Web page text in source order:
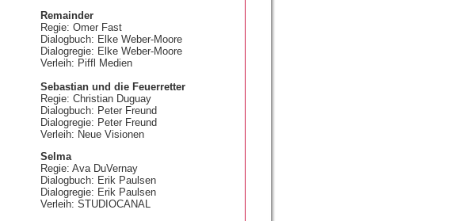
Remainder
Regie: Omer Fast
Dialogbuch: Elke Weber-Moore
Dialogregie: Elke Weber-Moore
Verleih: Piffl Medien
Sebastian und die Feuerretter
Regie: Christian Duguay
Dialogbuch: Peter Freund
Dialogregie: Peter Freund
Verleih: Neue Visionen
Selma
Regie: Ava DuVernay
Dialogbuch: Erik Paulsen
Dialogregie: Erik Paulsen
Verleih: STUDIOCANAL